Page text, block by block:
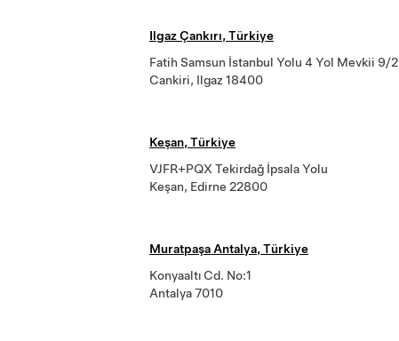
Ilgaz Çankırı, Türkiye
Fatih Samsun İstanbul Yolu 4 Yol Mevkii 9/2
Cankiri, Ilgaz 18400
Keşan, Türkiye
VJFR+PQX Tekirdağ İpsala Yolu
Keşan, Edirne 22800
Muratpaşa Antalya, Türkiye
Konyaaltı Cd. No:1
Antalya 7010